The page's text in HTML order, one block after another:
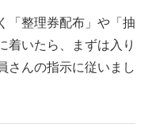
「整理券配布」や「抽
着いたら、まずは入り
さんの指示に従いまし